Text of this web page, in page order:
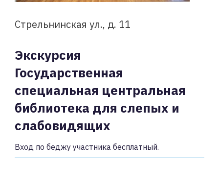
Стрельнинская ул., д. 11
Экскурсия
Государственная
специальная центральная
библиотека для слепых и
слабовидящих
Вход по беджу участника бесплатный.